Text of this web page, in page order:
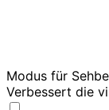
Modus für
Verbessert die